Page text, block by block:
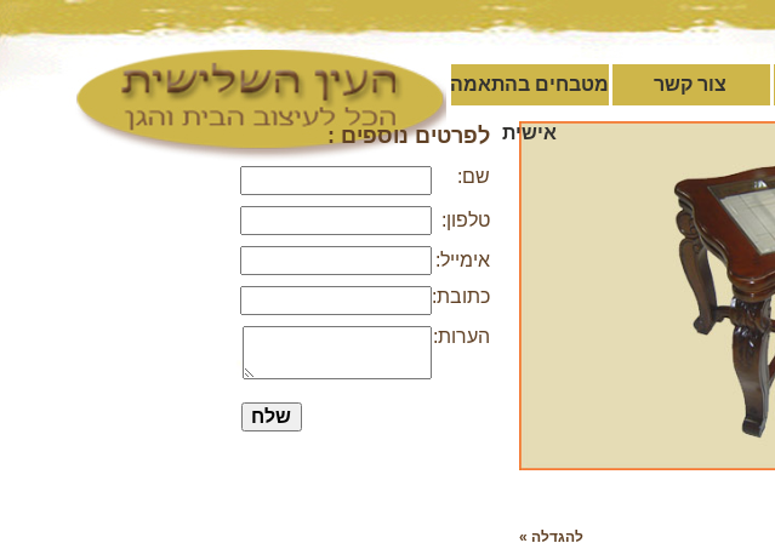
צור קשר מטבחים בהתאמה
אישית לפרטים נוספים :
שם:
טלפון:
אימייל:
כתובת:
הערות:
להגדלה »